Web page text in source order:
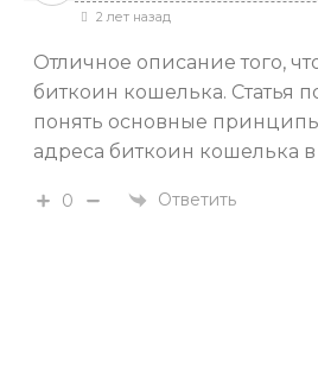
2 лет назад
Отличное описание того,
биткоин кошелька. Статья
понять основные
адреса биткоин кошелька
0 Ответить